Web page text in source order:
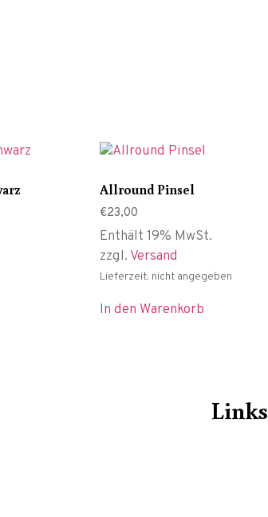
Allround Pinsel
€23,00
Enthält 19% MwSt.
zzgl. Versand
Lieferzeit: nicht angegeben
In den Warenkorb
Links